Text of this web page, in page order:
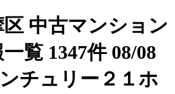
中古マンション
覧 1347件 08/08
チュリー２１ホ